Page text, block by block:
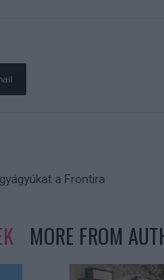
a Frontira
MORE FROM